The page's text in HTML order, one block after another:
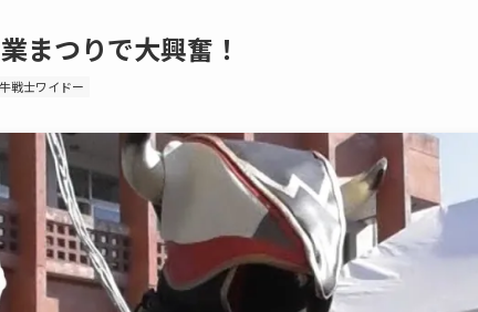
まつりで大興奮！
戦士ワイドー